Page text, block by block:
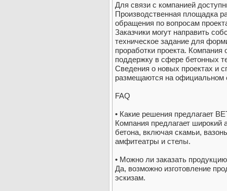
Для связи с компанией
Производственная площадка
обращения по вопросам
Заказчики могут направить
техническое задание для
проработки проекта.
поддержку в сфере бетонных
Сведения о новых проектах и
размещаются на официальном
FAQ
• Какие решения предлагает
Компания предлагает широкий
бетона, включая скамьи,
амфитеатры и стелы.
• Можно ли заказать
Да, возможно изготовление
эскизам.